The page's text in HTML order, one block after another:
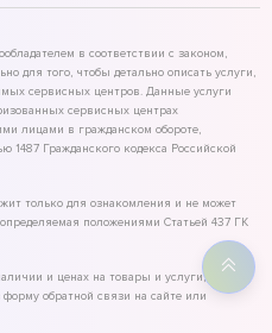
в соответствии с законом,
для того, чтобы детально описать услуги,
сервисных центров. Данные услуги
сервисных центрах
лицами в гражданском обороте,
Гражданского кодекса Российской
только для ознакомления и не может
положениями Статьей 437 ГК
и ценах на товары и услуги,
обратной связи на сайте или